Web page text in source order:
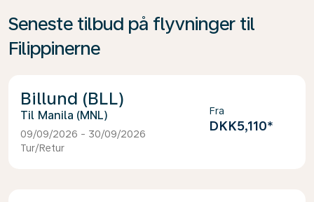
Seneste tilbud på flyvninger til
Filippinerne
Billund (BLL)
Manila (MNL)
09/09/2026 - 30/09/2026
Tur/Retur
Fra
DKK5,110*